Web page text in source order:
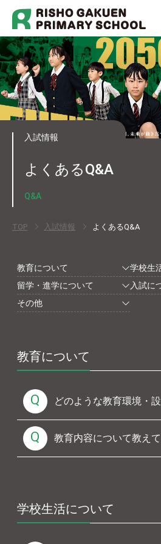
入試情報
よくあるQ&A
Q&A
TOP 入試情報 よくあるQ&A
教育について
学校生
留学・進学について
入試に
その他
教育について
Q どのような教育環境・
Q 教育内容について教えて
学校生活について